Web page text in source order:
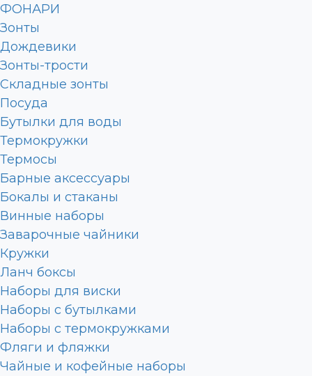
ФОНАРИ
Зонты
Дождевики
Зонты-трости
Складные зонты
Посуда
Бутылки для воды
Термокружки
Термосы
Барные аксессуары
Бокалы и стаканы
Винные наборы
Заварочные чайники
Кружки
Ланч боксы
Наборы для виски
Наборы с бутылками
Наборы с термокружками
Фляги и фляжки
Чайные и кофейные наборы